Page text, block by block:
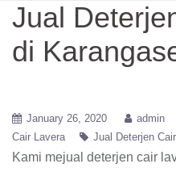
Jual
di
January 26, 2020 admin
Cair Lavera
Jual Deterjen
Kami mejual deterjen cair